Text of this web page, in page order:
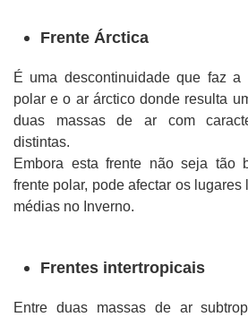
Frente Árctica
É uma descontinuidade que faz
polar e o ar árctico donde resulta
duas massas de ar com
distintas.
Embora esta frente não seja tão
frente polar, pode afectar os
médias no Inverno.
Frentes intertropicais
Entre duas massas de ar